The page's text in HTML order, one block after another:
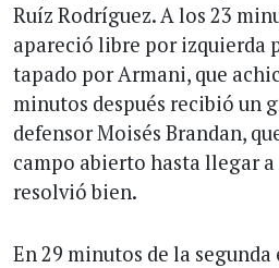
Ruíz Rodríguez. A los 23
apareció libre por izquierda
tapado por Armani, que
minutos después recibió un
defensor Moisés Brandan,
campo abierto hasta llegar
resolvió bien.
En 29 minutos de la segunda